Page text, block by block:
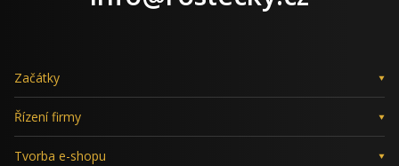
Začátky
Řízení firmy
Tvorba e-shopu